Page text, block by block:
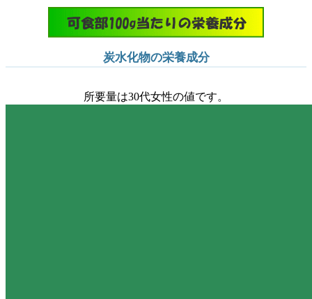
炭水化物の栄養成分
所要量は30代女性の値です。